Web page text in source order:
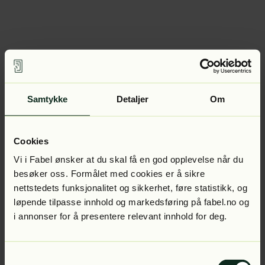
Samtykke Detaljer Om
Cookies
Vi i Fabel ønsker at du skal få en god opplevelse når du
besøker oss. Formålet med cookies er å sikre
nettstedets funksjonalitet og sikkerhet, føre statistikk, og
løpende tilpasse innhold og markedsføring på fabel.no og
i annonser for å presentere relevant innhold for deg.